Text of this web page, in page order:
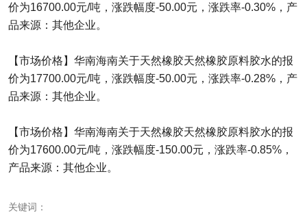
价为16700.00元/吨，涨跌幅度-50.00元，涨跌率-0.30%，产
品来源：其他企业。
【市场价格】华南海南关于天然橡胶天然橡胶原料胶水的报
价为17700.00元/吨，涨跌幅度-50.00元，涨跌率-0.28%，产
品来源：其他企业。
【市场价格】华南海南关于天然橡胶天然橡胶原料胶水的报
价为17600.00元/吨，涨跌幅度-150.00元，涨跌率-0.85%，
产品来源：其他企业。
关键词：